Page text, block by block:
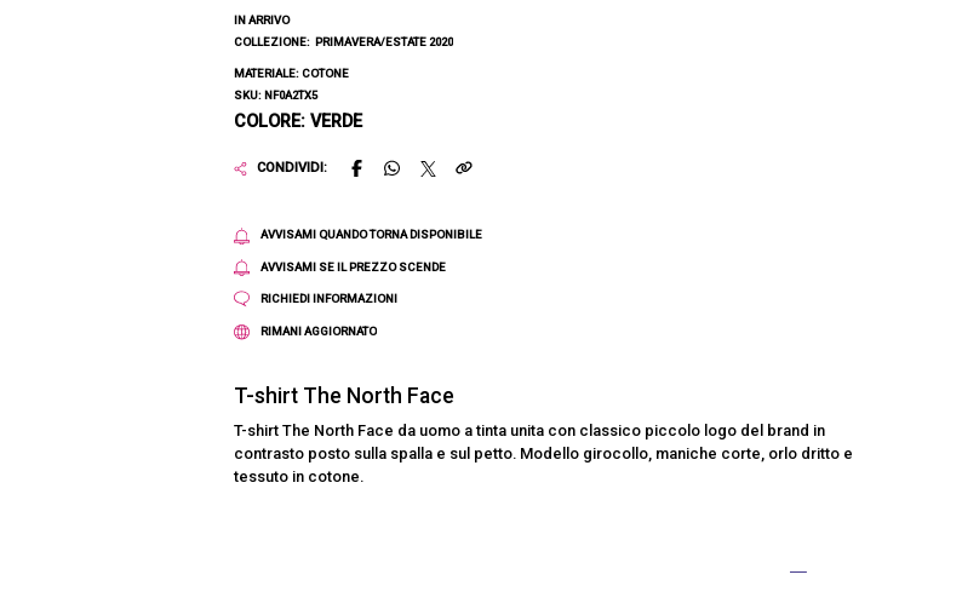
IN ARRIVO
COLLEZIONE: PRIMAVERA/ESTATE 2020
MATERIALE: COTONE
SKU: NF0A2TX5
COLORE: VERDE
CONDIVIDI:
AVVISAMI QUANDO TORNA DISPONIBILE
AVVISAMI SE IL PREZZO SCENDE
RICHIEDI INFORMAZIONI
RIMANI AGGIORNATO
T-shirt The North Face
T-shirt The North Face da uomo a tinta unita con classico piccolo logo del brand in
contrasto posto sulla spalla e sul petto. Modello girocollo, maniche corte, orlo dritto e
tessuto in cotone.